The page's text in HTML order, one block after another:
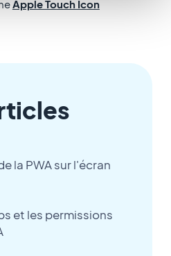
Apple Touch Icon
la PWA sur l'écran
et les permissions